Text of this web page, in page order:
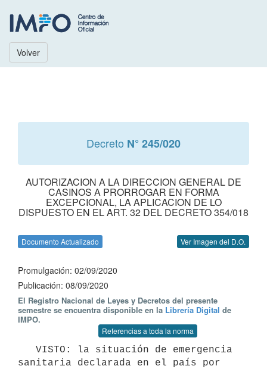
Volver
Decreto N° 245/020
AUTORIZACION A LA DIRECCION GENERAL DE
CASINOS A PRORROGAR EN FORMA
EXCEPCIONAL, LA APLICACION DE LO
DISPUESTO EN EL ART. 32 DEL DECRETO 354/018
Documento Actualizado Ver Imagen del D.O.
Promulgación: 02/09/2020
Publicación: 08/09/2020
El Registro Nacional de Leyes y Decretos del presente
semestre se encuentra disponible en la Librería Digital de
IMPO.
Referencias a toda la norma
sanitaria declarada en el país por